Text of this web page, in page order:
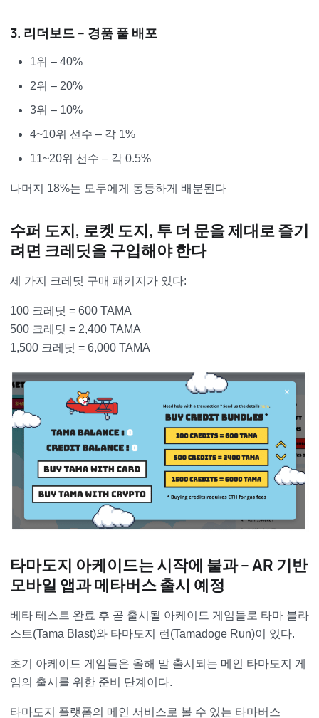
3. 리더보드 – 경품 풀 배포
1위 – 40%
2위 – 20%
3위 – 10%
4~10위 선수 – 각 1%
11~20위 선수 – 각 0.5%
나머지 18%는 모두에게 동등하게 배분된다
수퍼 도지, 로켓 도지, 투 더 문을 제대로 즐기
려면 크레딧을 구입해야 한다
세 가지 크레딧 구매 패키지가 있다:
100 크레딧 = 600 TAMA
500 크레딧 = 2,400 TAMA
1,500 크레딧 = 6,000 TAMA
타마도지 아케이드는 시작에 불과 – AR 기반
모바일 앱과 메타버스 출시 예정
베타 테스트 완료 후 곧 출시될 아케이드 게임들로 타마 블라
스트(Tama Blast)와 타마도지 런(Tamadoge Run)이 있다.
초기 아케이드 게임들은 올해 말 출시되는 메인 타마도지 게
임의 출시를 위한 준비 단계이다.
타마도지 플랫폼의 메인 서비스로 볼 수 있는 타마버스